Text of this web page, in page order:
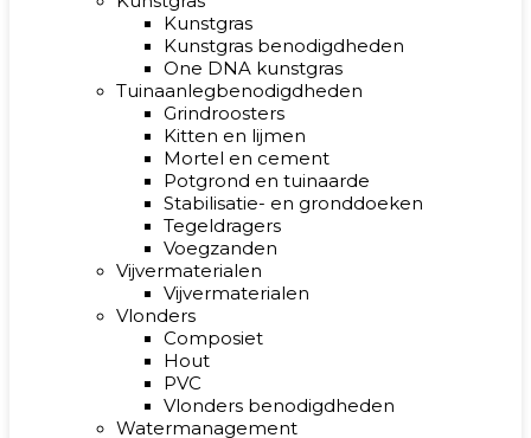
Kunstgras
Kunstgras benodigdheden
One DNA kunstgras
Tuinaanlegbenodigdheden
Grindroosters
Kitten en lijmen
Mortel en cement
Potgrond en tuinaarde
Stabilisatie- en gronddoeken
Tegeldragers
Voegzanden
Vijvermaterialen
Vijvermaterialen
Vlonders
Composiet
Hout
PVC
Vlonders benodigdheden
Watermanagement